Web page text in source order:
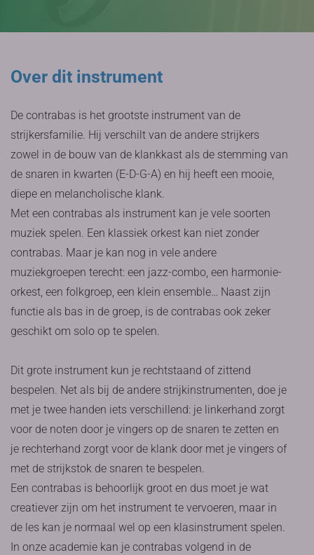
Over dit instrument
De contrabas is het grootste instrument van de
strijkersfamilie. Hij verschilt van de andere strijkers
zowel in de bouw van de klankkast als de stemming van
de snaren in kwarten (E-D-G-A) en hij heeft een mooie,
diepe en melancholische klank.
Met een contrabas als instrument kan je vele soorten
muziek spelen. Een klassiek orkest kan niet zonder
contrabas. Maar je kan nog in vele andere
muziekgroepen terecht: een jazz-combo, een harmonie-
orkest, een folkgroep, een klein ensemble… Naast zijn
functie als bas in de groep, is de contrabas ook zeker
geschikt om solo op te spelen.
Dit grote instrument kun je rechtstaand of zittend
bespelen. Net als bij de andere strijkinstrumenten, doe je
met je twee handen iets verschillend: je linkerhand zorgt
voor de noten door je vingers op de snaren te zetten en
je rechterhand zorgt voor de klank door met je vingers of
met de strijkstok de snaren te bespelen.
Een contrabas is behoorlijk groot en dus moet je wat
creatiever zijn om het instrument te vervoeren, maar in
de les kan je normaal wel op een klasinstrument spelen.
In onze academie kan je contrabas volgend in de